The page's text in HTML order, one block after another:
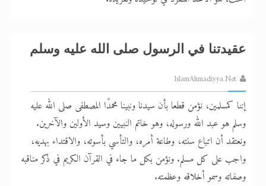
عقيدتنا في الرسول صلى الله عليه وسلم
IslamAhmadiyya.Net
إننا كمسلمين، نؤمن قطعا بأن سيدنا ونبينا محمدًا المصطفى صلى الله عليه
وسلم هو عبد الله ورسوله، وهو خاتم النبيين وسيد الأولين والآخرين.
ونعتقد أن اتباع سنته، وطاعة أمره، والتأسي بأسوته، والاقتداء بهديه،
واجب على كل مسلم. ونؤمن بكل ما جاء في القرآن الكريم في ذكر مناقبه
وصفاته وسمو أخلاقه وعظمته.